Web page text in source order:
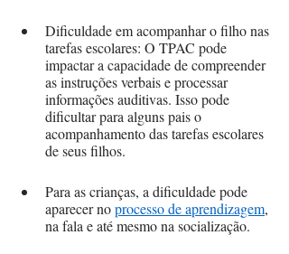
Dificuldade em acompanhar o filho nas
tarefas escolares: O TPAC pode
impactar a capacidade de compreender
as instruções verbais e processar
informações auditivas. Isso pode
dificultar para alguns pais o
acompanhamento das tarefas escolares
de seus filhos.
Para as crianças, a dificuldade pode
aparecer no processo de aprendizagem,
na fala e até mesmo na socialização.